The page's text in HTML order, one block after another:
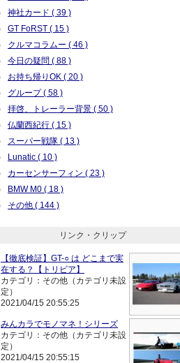
神社カード ( 39 )
GT FoRST ( 15 )
クルマコラムー ( 46 )
今日の疑問 ( 88 )
お持ち帰りOK ( 20 )
グループ ( 58 )
拝啓、トレーラー背景 ( 50 )
仏蘭西紀行 ( 15 )
スーパー戦隊 ( 13 )
Lunatic ( 10 )
カーセンサーフィン ( 23 )
BMW M0 ( 18 )
その他 ( 144 )
リンク・クリップ
【徹底検証】GT-○ は どこまで実
在する？【トリビア】
カテゴリ：その他（カテゴリ未設
定）
2021/04/15 20:55:25
みんカラでモノマネ！シリーズ
カテゴリ：その他（カテゴリ未設
定）
2021/04/15 20:55:15